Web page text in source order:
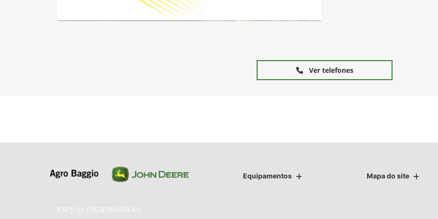
Ver telefones
Equipamentos Mapa do site
CNPJ: 01.696.819/0003-60